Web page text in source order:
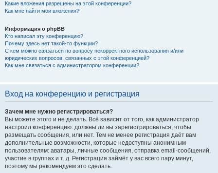
Какие вложения разрешены на этой конференции?
Как мне найти мои вложения?
Информация о phpBB
Кто написал эту конференцию?
Почему здесь нет такой-то функции?
С кем можно связаться по вопросу некорректного использования и/или
юридических вопросов, связанных с этой конференцией?
Как мне связаться с администратором конференции?
Вход на конференцию и регистрация
Зачем мне нужно регистрироваться?
Вы можете этого и не делать. Всё зависит от того, как администратор
настроил конференцию: должны ли вы зарегистрироваться, чтобы
размещать сообщения, или нет. Тем не менее регистрация даёт вам
дополнительные возможности, которые недоступны анонимным
пользователям: аватары, личные сообщения, отправка email-сообщений,
участие в группах и т. д. Регистрация займёт у вас всего пару минут,
поэтому мы рекомендуем это сделать.